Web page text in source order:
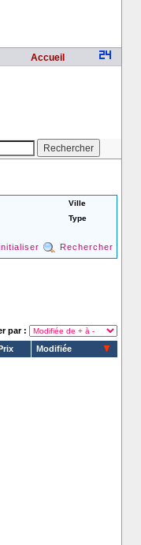
Accueil
Ville
Type
Rechercher
par :
Modifiée